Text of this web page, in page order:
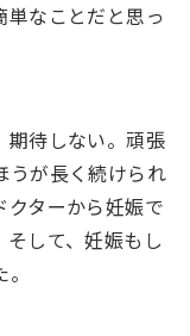
単なことだと思っ
期待しない。頑張
うが長く続けられ
クターから妊娠で
して、妊娠もし